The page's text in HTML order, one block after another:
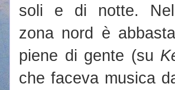
soli e di notte.
zona nord è
piene di gente (su
che faceva musica